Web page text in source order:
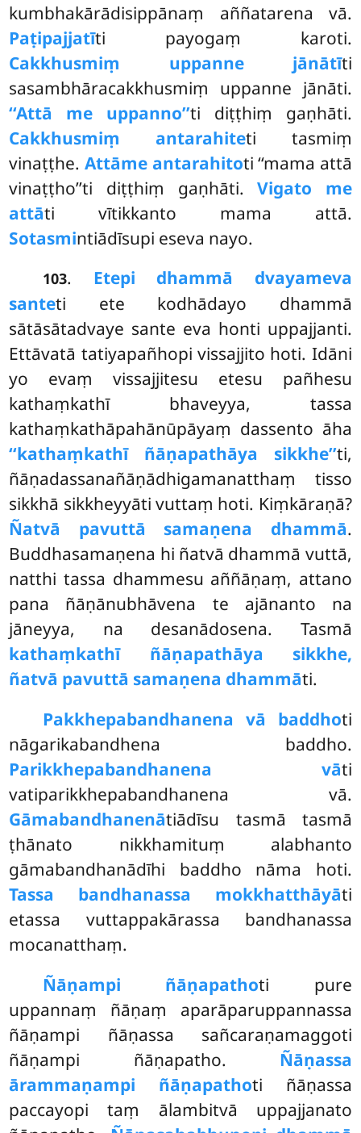
kumbhakārādisippānaṃ aññatarena vā.
Paṭipajjatīti payogaṃ karoti.
Cakkhusmiṃ uppanne jānātīti
sasambhāracakkhusmiṃ uppanne jānāti.
‘‘Attā me uppanno’’ti diṭṭhiṃ gaṇhāti.
Cakkhusmiṃ antarahiteti tasmiṃ
vinaṭṭhe. Attāme antarahitoti ‘‘mama attā
vinaṭṭho’’ti diṭṭhiṃ gaṇhāti.Vigato me
attāti vītikkanto mama attā.
Sotasmintiādīsupi eseva nayo.
103. Etepi dhammā dvayameva
santeti ete kodhādayo dhammā
sātāsātadvaye sante eva honti uppajjanti.
Ettāvatā tatiyapañhopi vissajjito hoti. Idāni
yo evaṃ vissajjitesu etesu pañhesu
kathaṃkathī bhaveyya, tassa
kathaṃkathāpahānūpāyaṃ dassento āha
‘‘kathaṃkathī ñāṇapathāya sikkhe’’ti,
ñāṇadassanañāṇādhigamanatthaṃ tisso
sikkhā sikkheyyāti vuttaṃ hoti. Kiṃkāraṇā?
Ñatvā pavuttā samaṇena dhammā.
Buddhasamaṇena hi ñatvā dhammā vuttā,
natthi tassa dhammesu aññāṇaṃ, attano
pana ñāṇānubhāvena te ajānanto na
jāneyya, na desanādosena. Tasmā
kathaṃkathī ñāṇapathāya sikkhe,
ñatvā pavuttā samaṇena dhammāti.
Pakkhepabandhanena vā baddhoti
nāgarikabandhena baddho.
Parikkhepabandhanena vāti
vatiparikkhepabandhanena vā.
Gāmabandhanenātiādīsu tasmā tasmā
ṭhānato nikkhamituṃ alabhanto
gāmabandhanādīhi baddho nāma hoti.
Tassa bandhanassa mokkhatthāyāti
etassa vuttappakārassa bandhanassa
mocanatthaṃ.
Ñāṇampi ñāṇapathoti pure
uppannaṃ ñāṇaṃ aparāparuppannassa
ñāṇampi ñāṇassa sañcaraṇamaggoti
ñāṇampi ñāṇapatho. Ñāṇassa
ārammaṇampi ñāṇapathoti ñāṇassa
paccayopi taṃ ālambitvā uppajjanato